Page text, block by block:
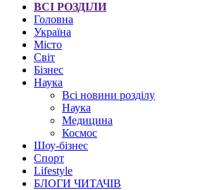
ВСІ РОЗДІЛИ
Головна
Україна
Місто
Світ
Бізнес
Наука
Всі новини розділу
Наука
Медицина
Космос
Шоу-бізнес
Спорт
Lifestyle
БЛОГИ ЧИТАЧІВ